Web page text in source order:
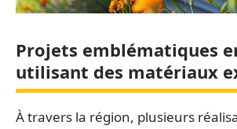
Projets emblématiques
utilisant des matériaux
À travers la région, plusieurs